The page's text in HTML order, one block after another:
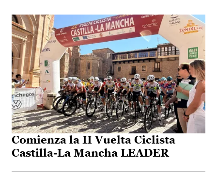
Comienza la II Vuelta Ciclista
Castilla-La Mancha LEADER